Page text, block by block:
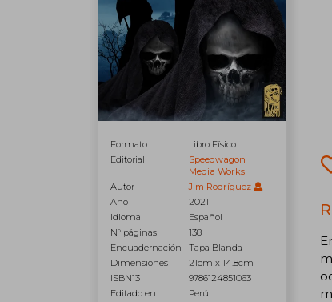
Formato
Libro Físico
Editorial
Speedwagon
Media Works
Autor
Jim Rodríguez
Año
2021
Idioma
Español
N° páginas
138
Encuadernación
Tapa Blanda
Dimensiones
21cm x 14.8cm
ISBN13
9786124851063
Editado en
Perú